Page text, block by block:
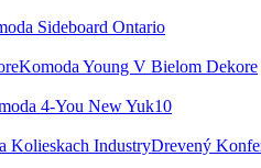
Sideboard Ontario
Komoda Young V Bielom Dekore
4-You New Yuk10
Drevený